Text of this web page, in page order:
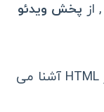
پخش ویدئو
در بخش بعدی با Web Storage ها در HTML آشنا می